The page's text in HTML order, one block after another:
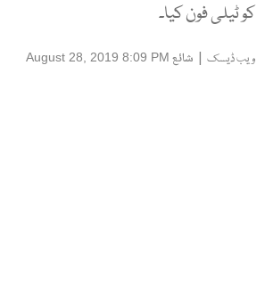
کو ٹیلی فون کیا۔
ویب ڈیسک | شائع August 28, 2019 8:09 PM